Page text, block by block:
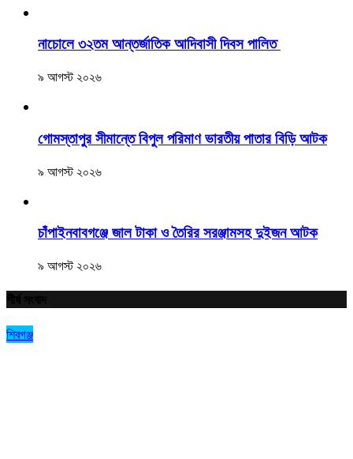
নাচোলে ৩২তম আন্তর্জাতিক আদিবাসী দিবস পালিত
৯ আগস্ট ২০২৬
গোমস্তাপুর সীমান্তে বিপুল পরিমাণ ভারতীয় পাতার বিড়ি আটক
৯ আগস্ট ২০২৬
চাঁপাইনবাবগঞ্জে জাল টাকা ও তৈরির সরঞ্জামসহ দুইজন আটক
৯ আগস্ট ২০২৬
শিবগঞ্জ